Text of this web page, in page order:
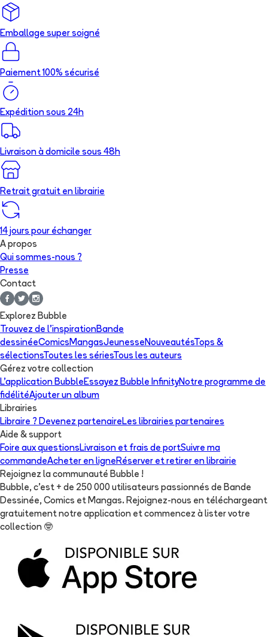
Emballage super soigné
Paiement 100% sécurisé
Expédition sous 24h
Livraison à domicile sous 48h
Retrait gratuit en librairie
14 jours pour échanger
A propos
Qui sommes-nous ?
Presse
Contact
Explorez Bubble
Trouvez de l'inspirationBande
dessinéeComicsMangasJeunesseNouveautésTops &
sélectionsToutes les sériesTous les auteurs
Gérez votre collection
L'application BubbleEssayez Bubble InfinityNotre programme de
fidélitéAjouter un album
Librairies
Libraire ? Devenez partenaireLes librairies partenaires
Aide & support
Foire aux questionsLivraison et frais de portSuivre ma
commandeAcheter en ligneRéserver et retirer en librairie
Rejoignez la communauté Bubble !
Bubble, c'est + de 250 000 utilisateurs passionnés de Bande
Dessinée, Comics et Mangas. Rejoignez-nous en téléchargeant
gratuitement notre application et commencez à lister votre
collection 🤓